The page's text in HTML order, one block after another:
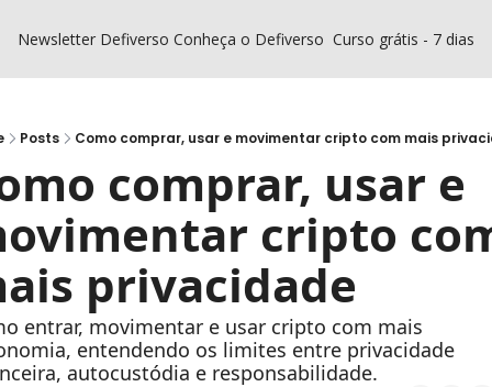
Newsletter Defiverso Conheça o Defiverso Curso grátis - 7 dias
Posts Como comprar, usar e movimentar cripto com mais
comprar, usar e
cripto
privacidade
entrar, movimentar e usar cripto com mais
entendendo os limites entre privacidade
autocustódia e responsabilidade.